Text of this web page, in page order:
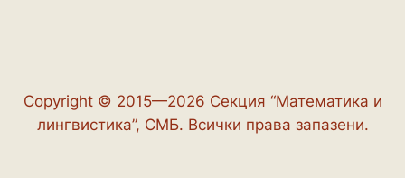
Copyright © 2015—2026 Секция “Математика и
лингвистика”, СМБ. Всички права запазени.